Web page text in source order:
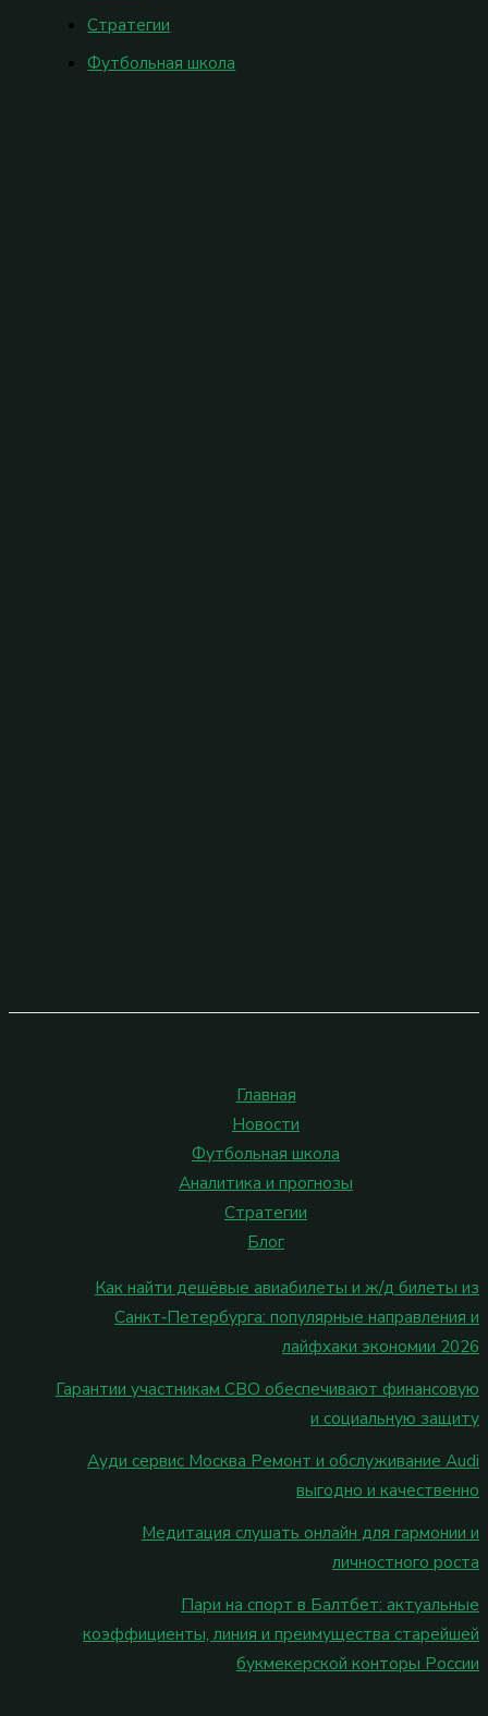
Стратегии
Футбольная школа
Главная
Новости
Футбольная школа
Аналитика и прогнозы
Стратегии
Блог
Как найти дешёвые авиабилеты и ж/д билеты из
Санкт‑Петербурга: популярные направления и
лайфхаки экономии 2026
Гарантии участникам СВО обеспечивают финансовую
и социальную защиту
Ауди сервис Москва Ремонт и обслуживание Audi
выгодно и качественно
Медитация слушать онлайн для гармонии и
личностного роста
Пари на спорт в Балтбет: актуальные
коэффициенты, линия и преимущества старейшей
букмекерской конторы России